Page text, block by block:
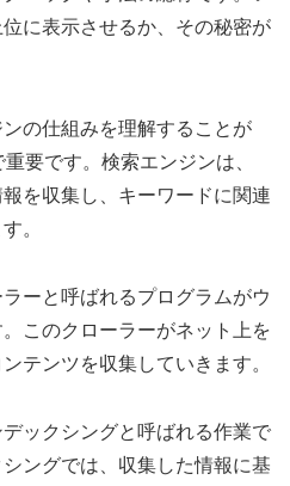
に表示させるか、その秘密が
の仕組みを理解することが
要です。検索エンジンは、
を収集し、キーワードに関連
。
ーと呼ばれるプログラムがウ
このクローラーがネット上を
テンツを収集していきます。
ックシングと呼ばれる作業で
ングでは、収集した情報に基